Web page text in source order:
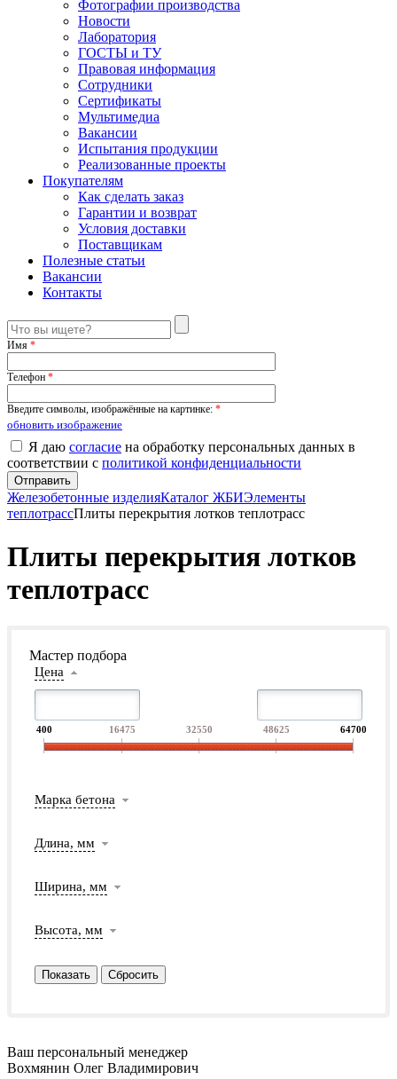
Фотографии производства
Новости
Лаборатория
ГОСТЫ и ТУ
Правовая информация
Сотрудники
Сертификаты
Мультимедиа
Вакансии
Испытания продукции
Реализованные проекты
Покупателям
Как сделать заказ
Гарантии и возврат
Условия доставки
Поставщикам
Полезные статьи
Вакансии
Контакты
Имя *
Телефон *
Введите символы, изображённые на картинке: *
обновить изображение
Я даю согласие на обработку персональных данных в
соответствии с политикой конфиденциальности
Железобетонные изделияКаталог ЖБИЭлементы
теплотрассПлиты перекрытия лотков теплотрасс
Плиты перекрытия лотков
теплотрасс
Мастер подбора
Цена
400 16475 32550 48625 64700
Марка бетона
Длина, мм
Ширина, мм
Высота, мм
Ваш персональный менеджер
Вохмянин Олег Владимирович